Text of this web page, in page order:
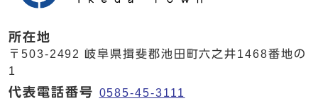
所在地
〒503-2492 岐阜県揖斐郡池田町六之井1468番地の
1
代表電話番号 0585-45-3111